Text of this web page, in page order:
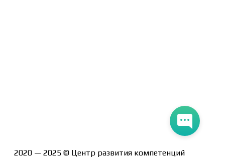
Лицензия на образовательную деятельность Л035-
2020 — 2025 © Центр развития компетенций